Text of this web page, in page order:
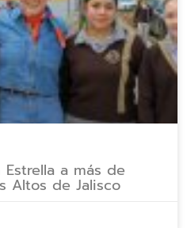
a más de
Altos de Jalisco